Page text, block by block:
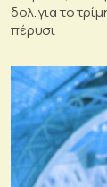
δολ. για το
πέρυσι